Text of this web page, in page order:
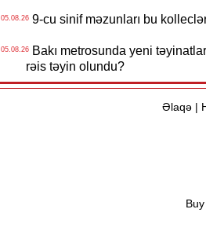
05.08.269-cu sinif məzunları bu
05.08.26Bakı metrosunda yeni
rəis təyin olundu?
Əlaqə|